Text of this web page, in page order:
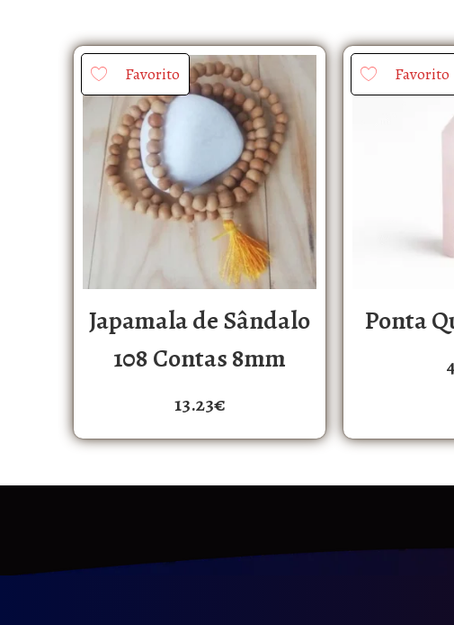
Favorito
Japamala de Sândalo
108 Contas 8mm
13.23€
Favorito
Ponta